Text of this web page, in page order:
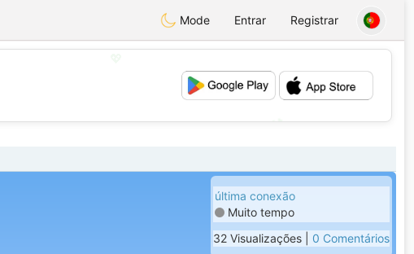
Mode Entrar Registrar
💕
última conexão
Muito tempo
32 Visualizações | 0 Comentários